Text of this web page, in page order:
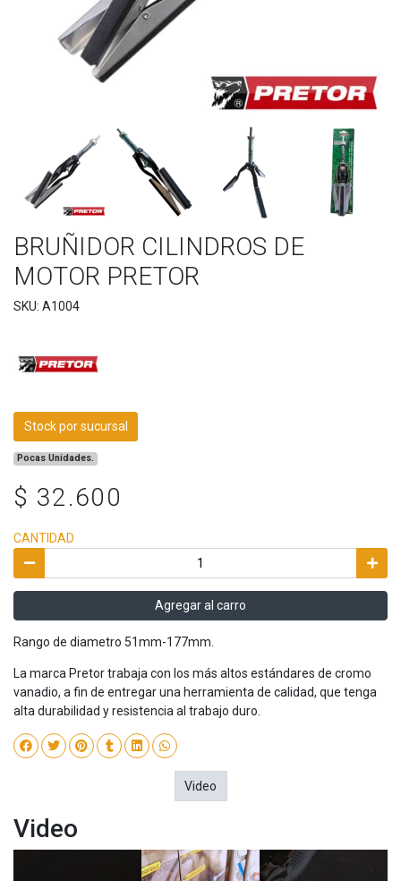
BRUÑIDOR CILINDROS DE
MOTOR PRETOR
SKU: A1004
Stock por sucursal
Pocas Unidades.
$ 32.600
CANTIDAD
Agregar al carro
Rango de diametro 51mm-177mm.
La marca Pretor trabaja con los más altos estándares de cromo
vanadio, a fin de entregar una herramienta de calidad, que tenga
alta durabilidad y resistencia al trabajo duro.
Video
Video